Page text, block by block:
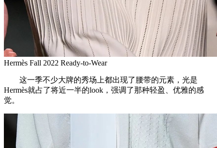
Hermès Fall 2022 Ready-to-Wear
这一季不少大牌的秀场上都出现了腰带的元素，光是
Hermès就占了将近一半的look，强调了那种轻盈、优雅的感
觉。